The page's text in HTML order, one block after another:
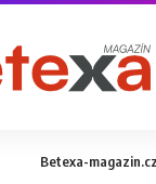
Betexa-magazin.cz